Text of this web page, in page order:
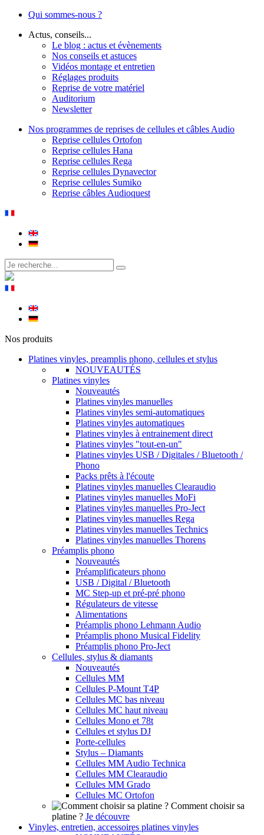
Qui sommes-nous ?
Actus, conseils...
Le blog : actus et évènements
Nos conseils et astuces
Vidéos montage et entretien
Réglages produits
Reprise de votre matériel
Auditorium
Newsletter
Nos programmes de reprises de cellules et câbles Audio
Reprise cellules Ortofon
Reprise cellules Hana
Reprise cellules Rega
Reprise cellules Dynavector
Reprise cellules Sumiko
Reprise câbles Audioquest
Nos produits
Platines vinyles, preamplis phono, cellules et stylus
NOUVEAUTÉS
Platines vinyles
Nouveautés
Platines vinyles manuelles
Platines vinyles semi-automatiques
Platines vinyles automatiques
Platines vinyles à entrainement direct
Platines vinyles "tout-en-un"
Platines vinyles USB / Digitales / Bluetooth /
Phono
Packs prêts à l'écoute
Platines vinyles manuelles Clearaudio
Platines vinyles manuelles MoFi
Platines vinyles manuelles Pro-Ject
Platines vinyles manuelles Rega
Platines vinyles manuelles Technics
Platines vinyles manuelles Thorens
Préamplis phono
Nouveautés
Préamplificateurs phono
USB / Digital / Bluetooth
MC Step-up et pré-pré phono
Régulateurs de vitesse
Alimentations
Préamplis phono Lehmann Audio
Préamplis phono Musical Fidelity
Préamplis phono Pro-Ject
Cellules, stylus & diamants
Nouveautés
Cellules MM
Cellules P-Mount T4P
Cellules MC bas niveau
Cellules MC haut niveau
Cellules Mono et 78t
Cellules et stylus DJ
Porte-cellules
Stylus – Diamants
Cellules MM Audio Technica
Cellules MM Clearaudio
Cellules MM Grado
Cellules MC Ortofon
Comment choisir sa
platine ? Je découvre
Vinyles, entretien, accessoires platines vinyles